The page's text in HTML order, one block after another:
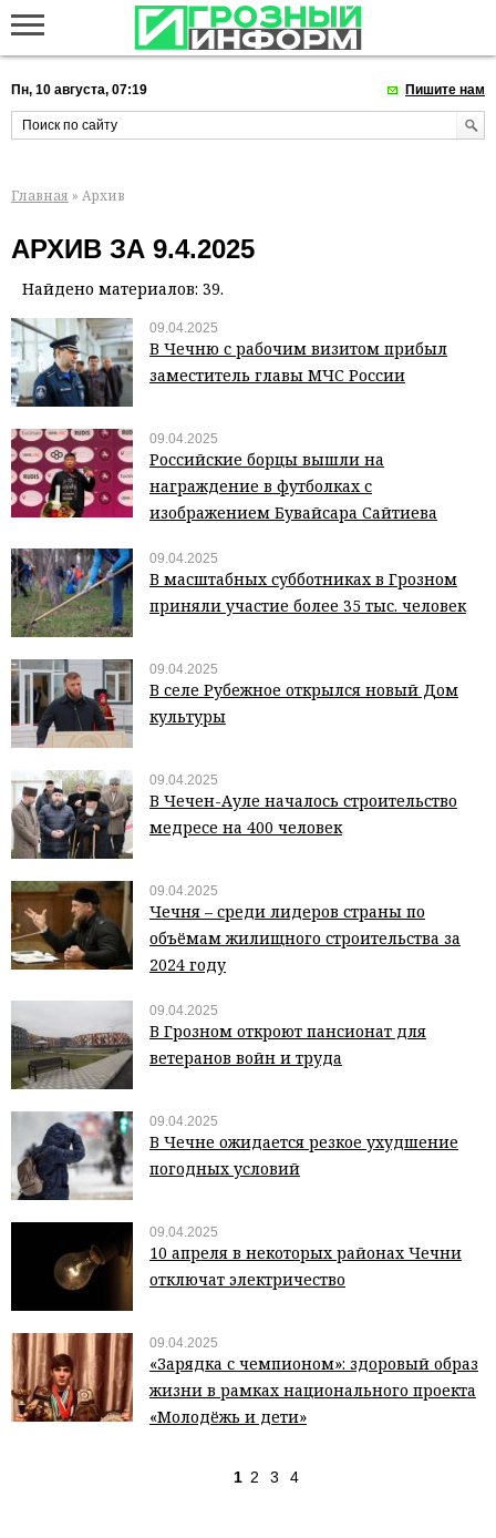
Пн, 10 августа, 07:19 Пишите нам
Главная » Архив
АРХИВ ЗА 9.4.2025
Найдено материалов: 39.
09.04.2025
В Чечню с рабочим визитом прибыл
заместитель главы МЧС России
09.04.2025
Российские борцы вышли на
награждение в футболках с
изображением Бувайсара Сайтиева
09.04.2025
В масштабных субботниках в Грозном
приняли участие более 35 тыс. человек
09.04.2025
В селе Рубежное открылся новый Дом
культуры
09.04.2025
В Чечен-Ауле началось строительство
медресе на 400 человек
09.04.2025
Чечня – среди лидеров страны по
объёмам жилищного строительства за
2024 году
09.04.2025
В Грозном откроют пансионат для
ветеранов войн и труда
09.04.2025
В Чечне ожидается резкое ухудшение
погодных условий
09.04.2025
10 апреля в некоторых районах Чечни
отключат электричество
09.04.2025
«Зарядка с чемпионом»: здоровый образ
жизни в рамках национального проекта
«Молодёжь и дети»
1 2 3 4